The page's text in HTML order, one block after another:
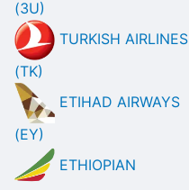
(3U)
TURKISH AIRLINES
(TK)
ETIHAD AIRWAYS
(EY)
ETHIOPIAN